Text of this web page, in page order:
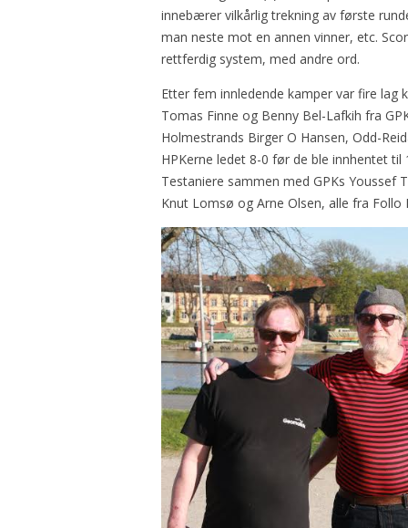
innebærer vilkårlig trekning av første
man neste mot en annen vinner, etc.
rettferdig system, med andre ord.
Etter fem innledende kamper var fire lag
Tomas Finne og Benny Bel-Lafkih fra
Holmestrands Birger O Hansen, Odd-
HPKerne ledet 8-0 før de ble innhentet
Testaniere sammen med GPKs Youssef
Knut Lomsø og Arne Olsen, alle fra